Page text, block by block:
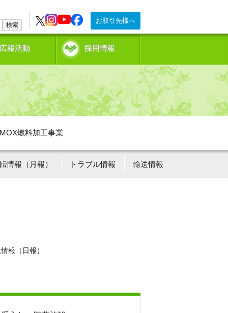
お取引先様へ
検索
報活動 採用情報
燃料加工事業
情報（月報） トラブル情報 輸送情報
報（日報）